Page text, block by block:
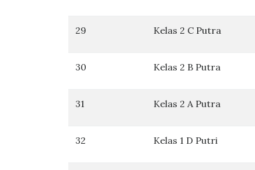
29 Kelas 2 C Putra
30 Kelas 2 B Putra
31 Kelas 2 A Putra
32 Kelas 1 D Putri